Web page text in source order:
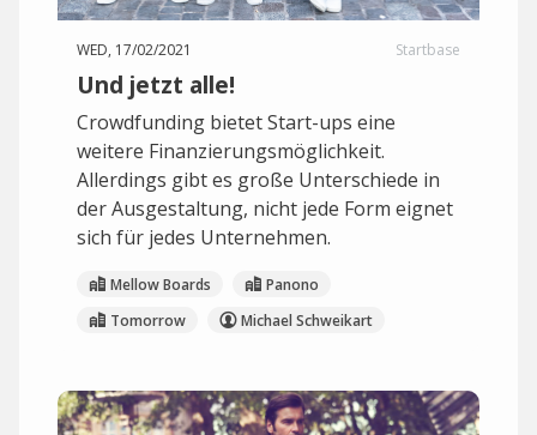
WED, 17/02/2021 Startbase
Und jetzt alle!
Crowdfunding bietet Start-ups eine
weitere Finanzierungsmöglichkeit.
Allerdings gibt es große Unterschiede in
der Ausgestaltung, nicht jede Form eignet
sich für jedes Unternehmen.
Mellow Boards
Panono
Tomorrow
Michael Schweikart